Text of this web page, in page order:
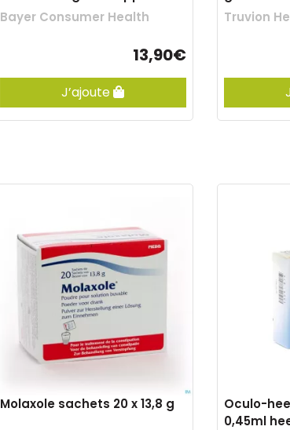
Bayer Consumer Health
13,90€
J’ajoute
Truvion
Molaxole sachets 20 x 13,8 g
Oculo-
0,45ml